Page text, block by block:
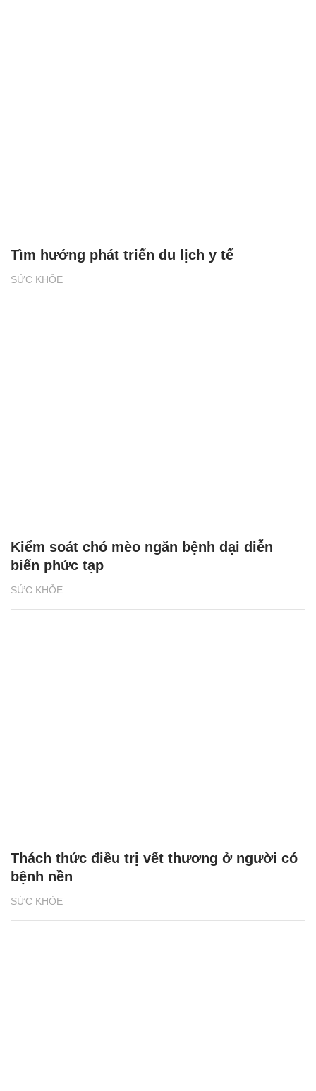
SỨC KHỎE
Tìm hướng phát triển du lịch y tế
SỨC KHỎE
Kiểm soát chó mèo ngăn bệnh dại diễn
biến phức tạp
SỨC KHỎE
Thách thức điều trị vết thương ở người có
bệnh nền